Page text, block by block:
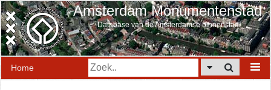
Amsterdam Monumentenstad
Database van de Amsterdamse binnenstad
Home